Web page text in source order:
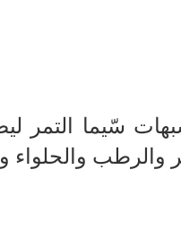
سّيما التمر
والحلواء